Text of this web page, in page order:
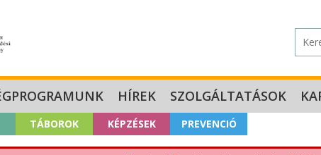
HÍREK SZOLGÁLTATÁSOK
TÁBOROK KÉPZÉSEK PREVENCIÓ